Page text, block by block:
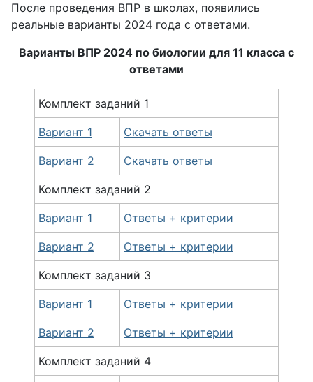
После проведения ВПР в школах, появились
реальные варианты 2024 года с ответами.
Варианты ВПР 2024 по биологии для 11 класса с
ответами
Комплект заданий 1
Вариант 1 Скачать ответы
Вариант 2 Скачать ответы
Комплект заданий 2
Вариант 1 Ответы + критерии
Вариант 2 Ответы + критерии
Комплект заданий 3
Вариант 1 Ответы + критерии
Вариант 2 Ответы + критерии
Комплект заданий 4